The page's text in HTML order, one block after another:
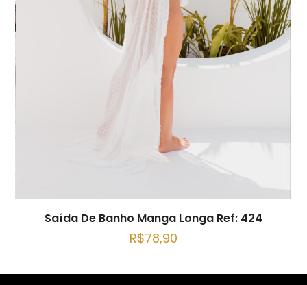
Saída De Banho Manga Longa Ref: 424
R$78,90